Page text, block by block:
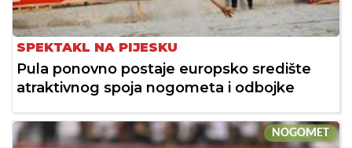
SPEKTAKL NA PIJESKU
Pula ponovno postaje europsko središte
atraktivnog spoja nogometa i odbojke
NOGOMET